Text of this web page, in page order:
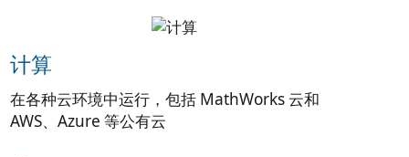
计算
在各种云环境中运行，包括 MathWorks 云和
AWS、Azure 等公有云